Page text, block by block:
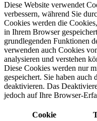
Diese Website verwendet
verbessern, während Sie
Cookies werden die
in Ihrem Browser
grundlegenden Funktionen
verwenden auch Cookies
analysieren und verstehen
Diese Cookies werden nur
gespeichert. Sie haben
deaktivieren. Das
jedoch auf Ihre Browser-
Cookie